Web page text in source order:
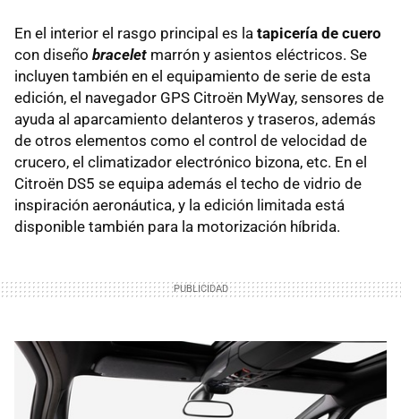
En el interior el rasgo principal es la tapicería de cuero
con diseño bracelet marrón y asientos eléctricos. Se
incluyen también en el equipamiento de serie de esta
edición, el navegador GPS Citroën MyWay, sensores de
ayuda al aparcamiento delanteros y traseros, además
de otros elementos como el control de velocidad de
crucero, el climatizador electrónico bizona, etc. En el
Citroën DS5 se equipa además el techo de vidrio de
inspiración aeronáutica, y la edición limitada está
disponible también para la motorización híbrida.